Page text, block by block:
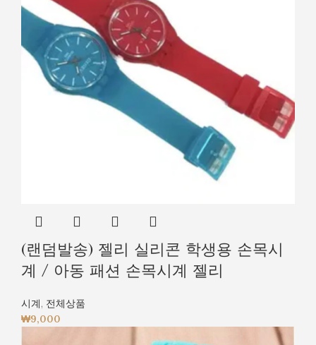
(랜덤발송) 젤리 실리콘 학생용 손목시
계 / 아동 패션 손목시계 젤리
시계, 전체상품
₩9,000